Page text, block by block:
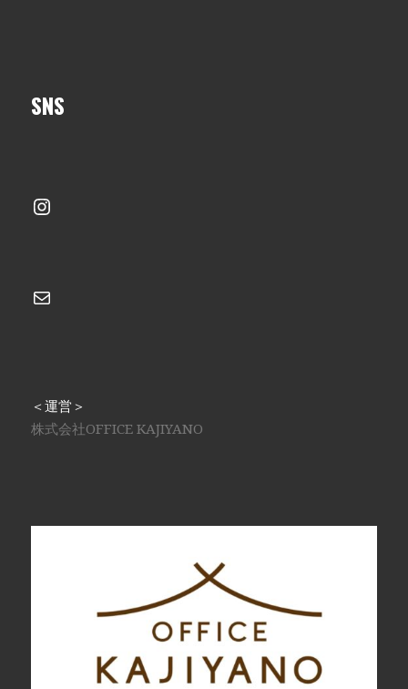
SNS
Instagram
メール
＜運営＞
株式会社OFFICE KAJIYANO